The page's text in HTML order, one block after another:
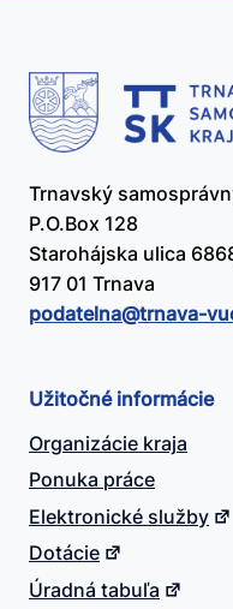
Trnavský
P.O.Box 128
Starohájska ulica
917 01 Trnava
podatelna@​trnava-
Užitočné informácie
Organizácie kraja
Ponuka práce
Elektronické služby
Dotácie
Úradná tabuľa